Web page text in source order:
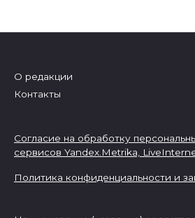
О редакции
Контакты
Согласие на обработку
сервисов Yandex.Metrika,
Политика конфиденциальности и